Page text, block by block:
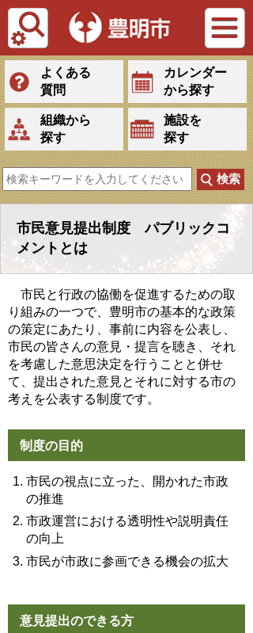
Tiếng Việt
よくある
質問
カレンダー
から探す
組織から
探す
施設を
探す
市民意見提出制度 パブリックコ
メントとは
市民と行政の協働を促進するための取
り組みの一つで、豊明市の基本的な政策
の策定にあたり、事前に内容を公表し、
市民の皆さんの意見・提言を聴き、それ
を考慮した意思決定を行うことと併せ
て、提出された意見とそれに対する市の
考えを公表する制度です。
制度の目的
市民の視点に立った、開かれた市政
の推進
市政運営における透明性や説明責任
の向上
市民が市政に参画できる機会の拡大
意見提出のできる方